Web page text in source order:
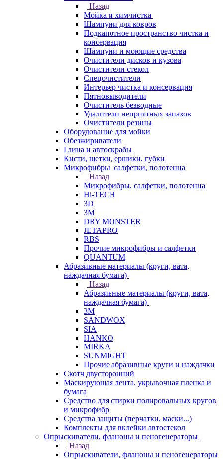
Назад
Мойка и химчистка
Шампуни для ковров
Подкапотное пространство чистка и
консервация
Шампуни и моющие средства
Очистители дисков и кузова
Очистители стекол
Спецочистители
Интерьер чистка и консервация
Пятновыводители
Очиститель безводные
Удалители неприятных запахов
Очистители резины
Оборудование для мойки
Обезжириватели
Глина и автоскрабы
Кисти, щетки, ершики, губки
Микрофибры, салфетки, полотенца
Назад
Микрофибры, салфетки, полотенца
Hi-TECH
3D
3М
DRY MONSTER
JETAPRO
RBS
Прочие микрофибры и салфетки
QUANTUM
Абразивные материалы (круги, вата,
наждачная бумага)
Назад
Абразивные материалы (круги, вата,
наждачная бумага)
3М
SANDWOX
SIA
HANKO
MIRKA
SUNMIGHT
Прочие абразивные круги и наждачки
Скотч двусторонний
Маскирующая лента, укрывочная пленка и
бумага
Средство для стирки полировальных кругов
и микрофибр
Средства защиты (перчатки, маски...)
Комплекты для вклейки автостекол
Опрыскиватели, фланоны и пеногенераторы
Назад
Опрыскиватели, фланоны и пеногенераторы